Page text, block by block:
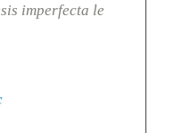
imperfecta le